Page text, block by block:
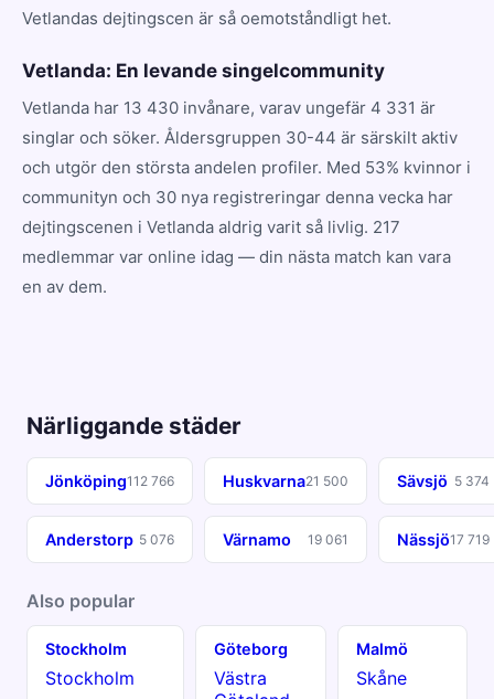
Vetlandas dejtingscen är så oemotståndligt het.
Vetlanda: En levande singelcommunity
Vetlanda har 13 430 invånare, varav ungefär 4 331 är
singlar och söker. Åldersgruppen 30-44 är särskilt aktiv
och utgör den största andelen profiler. Med 53% kvinnor i
communityn och 30 nya registreringar denna vecka har
dejtingscenen i Vetlanda aldrig varit så livlig. 217
medlemmar var online idag — din nästa match kan vara
en av dem.
Närliggande städer
Jönköping112 766 Huskvarna21 500 Sävsjö 5 374
Anderstorp 5 076 Värnamo 19 061 Nässjö17 719
Also popular
Stockholm
Stockholm
Göteborg
Västra
Malmö
Skåne